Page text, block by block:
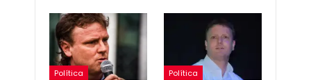
Política Política